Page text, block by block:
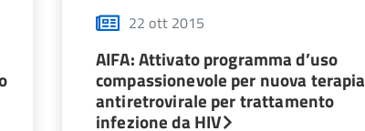
22 ott 2015
AIFA: Attivato programma d’uso
compassionevole per nuova terapia
antiretrovirale per trattamento
infezione da HIV